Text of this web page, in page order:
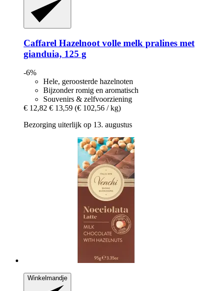
Caffarel Hazelnoot volle melk pralines met
gianduia, 125 g
-6%
Hele, geroosterde hazelnoten
Bijzonder romig en aromatisch
Souvenirs & zelfvoorziening
€ 12,82 € 13,59 (€ 102,56 / kg)
Bezorging uiterlijk op 13. augustus
Winkelmandje